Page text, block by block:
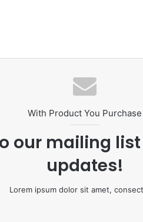
With Product You Purchase
our mailing
updates!
Lorem ipsum dolor sit amet,